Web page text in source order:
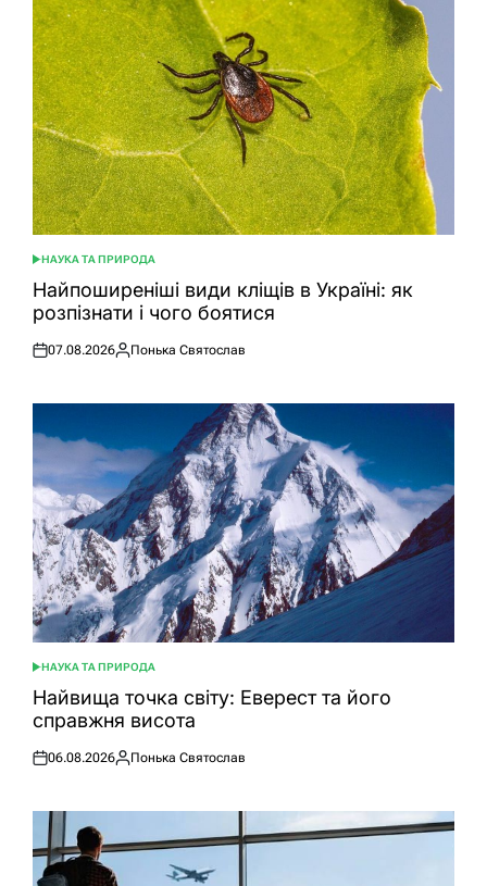
ОПУБЛІКУВАТИ
У
НАУКА ТА ПРИРОДА
Найпоширеніші види кліщів в Україні: як
розпізнати і чого боятися
Оприлюднено
07.08.2026
Опубліковано
Понька Святослав
ОПУБЛІКУВАТИ
У
НАУКА ТА ПРИРОДА
Найвища точка світу: Еверест та його
справжня висота
Оприлюднено
06.08.2026
Опубліковано
Понька Святослав